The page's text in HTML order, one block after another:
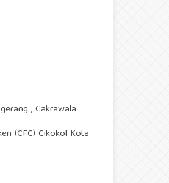
,Cakrawala:
(CFC) Cikokol Kota